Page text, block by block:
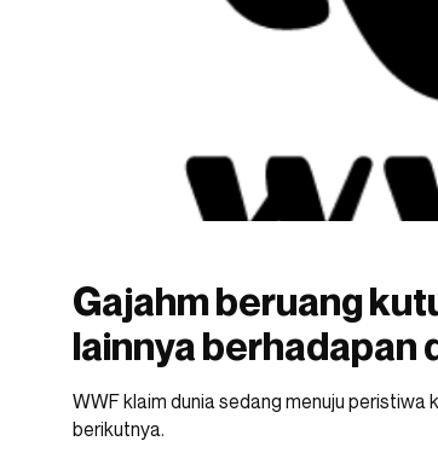
Gajahm beruang
lainnya berhadapan
WWF klaim dunia sedang menuju
berikutnya.